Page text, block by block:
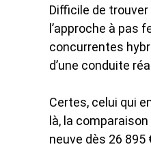
Difficile de
l’approche à pas
concurrentes
d’une conduite
Certes, celui qui
là, la
neuve dès 26 895